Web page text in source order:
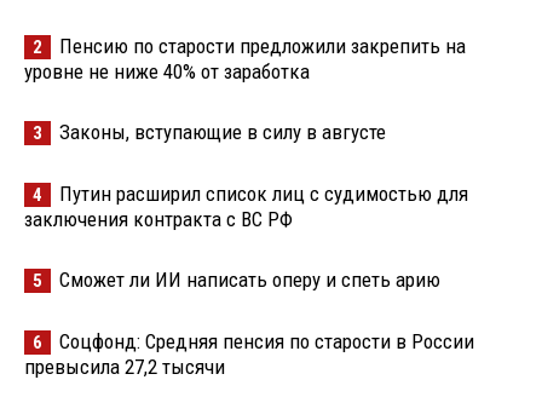
2
Пенсию по старости предложили закрепить на
уровне не ниже 40% от заработка
3 Законы, вступающие в силу в августе
4
Путин расширил список лиц с судимостью для
заключения контракта с ВС РФ
5 Сможет ли ИИ написать оперу и спеть арию
6
Соцфонд: Средняя пенсия по старости в России
превысила 27,2 тысячи